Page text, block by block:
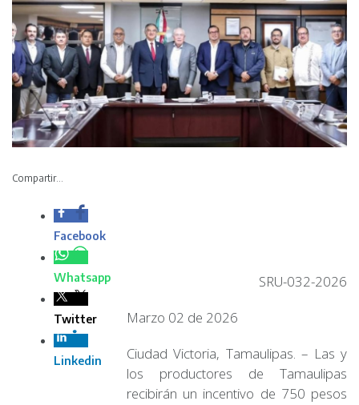
SRU-032-2026
Marzo 02 de 2026
Ciudad Victoria, Tamaulipas. – Las y los productores de
Tamaulipas recibirán un incentivo de 750 pesos por
tonelada para respaldar los costos de comercialización